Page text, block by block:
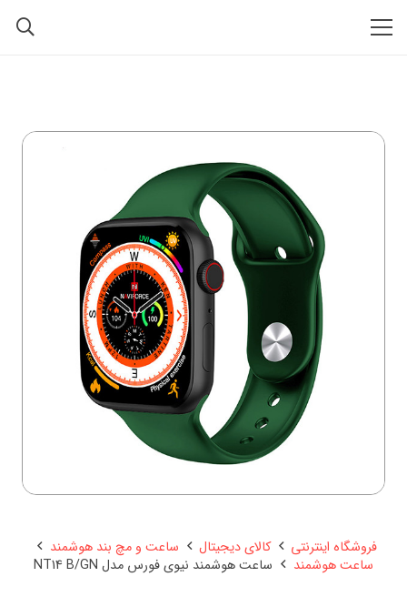
فروشگاه اینترنتی کالای دیجیتال
ساعت و مچ بند هوشمند
ساعت هوشمند
ساعت هوشمند نیوی فورس مدل NT14 B/GN